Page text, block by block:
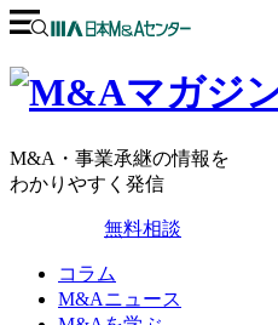
M&A・事業承継の情報を
わかりやすく発信
無料相談
コラム
M&Aニュース